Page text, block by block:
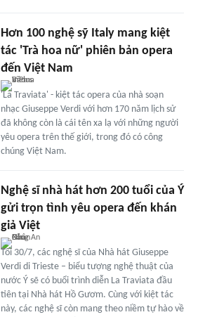
Hơn 100 nghệ sỹ Italy mang kiệt
tác 'Trà hoa nữ' phiên bản opera
đến Việt Nam
'La Traviata' - kiệt tác opera của nhà soạn
nhạc Giuseppe Verdi với hơn 170 năm lịch sử
đã không còn là cái tên xa lạ với những người
yêu opera trên thế giới, trong đó có công
chúng Việt Nam.
Nghệ sĩ nhà hát hơn 200 tuổi của Ý
gửi trọn tình yêu opera đến khán
giả Việt
Tối 30/7, các nghệ sĩ của Nhà hát Giuseppe
Verdi di Trieste – biểu tượng nghệ thuật của
nước Ý sẽ có buổi trình diễn La Traviata đầu
tiên tại Nhà hát Hồ Gươm. Cùng với kiệt tác
này, các nghệ sĩ còn mang theo niềm tự hào về